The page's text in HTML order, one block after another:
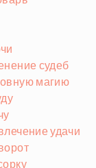
судеб
магию
удачи